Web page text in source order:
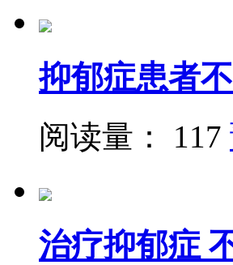
抑郁症患者
阅读量： 117
治疗抑郁症